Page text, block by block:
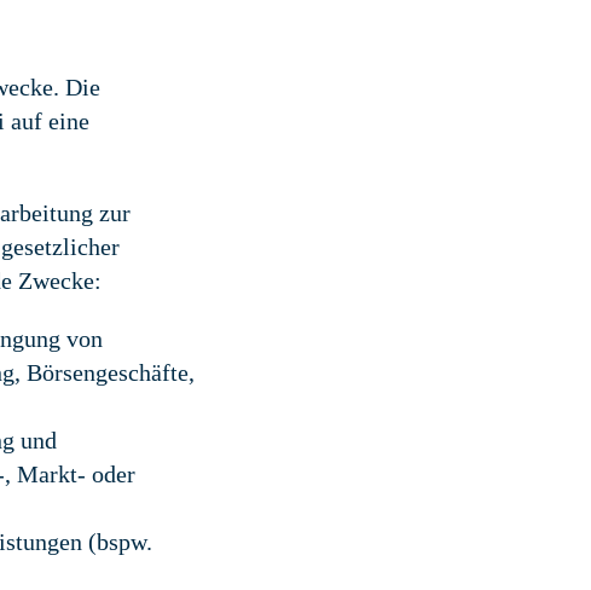
Die
auf eine
zur
Zwecke:
von
Börsengeschäfte,
und
, Markt- oder
(bspw.